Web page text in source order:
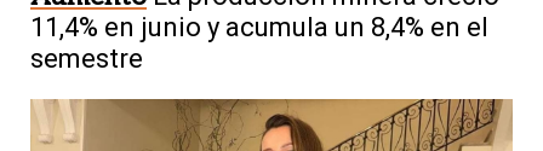
11,4% en junio y acumula un 8,4% en el
semestre